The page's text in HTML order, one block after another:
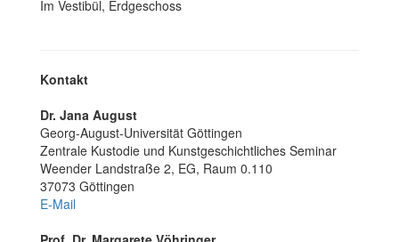
Im Vestibül, Erdgeschoss
Kontakt
Dr. Jana August
Georg-August-Universität Göttingen
Zentrale Kus­todie und Kunst­geschichtliches Se­minar
Weender Landstraße 2, EG, Raum 0.110
37073 Göttingen
E-Mail